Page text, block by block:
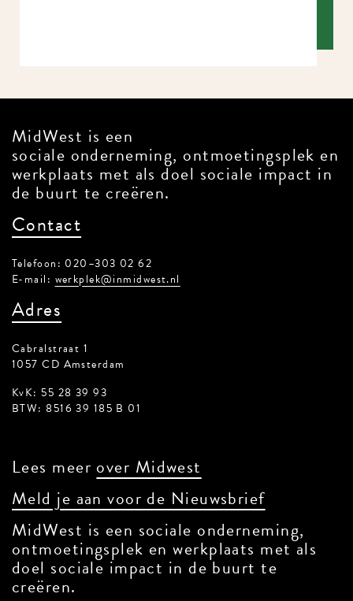
MidWest is een
sociale onderneming, ontmoetingsplek en
werkplaats met als doel sociale impact in
de buurt te creëren.
Contact
Telefoon: 020–303 02 62
E-mail: werkplek@inmidwest.nl
Adres
Cabralstraat 1
1057 CD Amsterdam
KvK: 55 28 39 93
BTW: 8516 39 185 B 01
Lees meer over Midwest
Meld je aan voor de Nieuwsbrief
MidWest is een sociale onderneming,
ontmoetingsplek en werkplaats met als
doel sociale impact in de buurt te
creëren.